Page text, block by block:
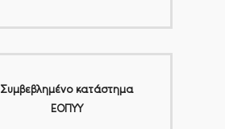
Συμβεβλημένο κατάστημα
ΕΟΠΥΥ